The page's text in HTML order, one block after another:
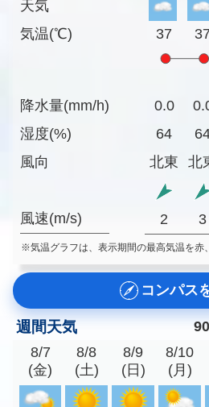
天気
気温(℃)
降水量(mm/h)
湿度(%)
風向
風速(m/s)
37
0.0
64
北東
北
2 3
※気温グラフは、表示期間の最高気温を赤
コンパス
週間天気
8/7
(金)
8/8
(土)
8/9
(日)
8/10
(月)